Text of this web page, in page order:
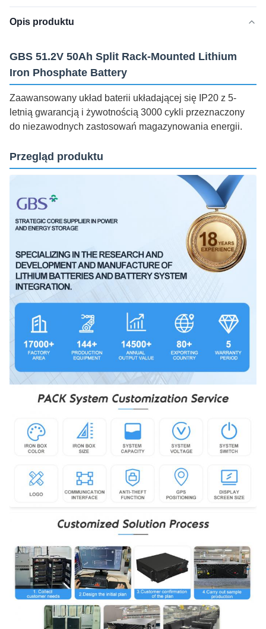
Opis produktu
GBS 51.2V 50Ah Split Rack-Mounted Lithium
Iron Phosphate Battery
Zaawansowany układ baterii układającej się IP20 z 5-
letnią gwarancją i żywotnością 3000 cykli przeznaczony
do niezawodnych zastosowań magazynowania energii.
Przegląd produktu